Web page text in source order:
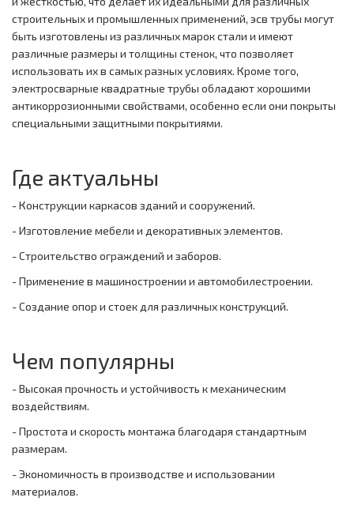
строительных и промышленных применений, эсв трубы могут
быть изготовлены из различных марок стали и имеют
различные размеры и толщины стенок, что позволяет
использовать их в самых разных условиях. Кроме того,
электросварные квадратные трубы обладают хорошими
антикоррозионными свойствами, особенно если они покрыты
специальными защитными покрытиями.
Где актуальны
- Конструкции каркасов зданий и сооружений.
- Изготовление мебели и декоративных элементов.
- Строительство ограждений и заборов.
- Применение в машиностроении и автомобилестроении.
- Создание опор и стоек для различных конструкций.
Чем популярны
- Высокая прочность и устойчивость к механическим
воздействиям.
- Простота и скорость монтажа благодаря стандартным
размерам.
- Экономичность в производстве и использовании
материалов.